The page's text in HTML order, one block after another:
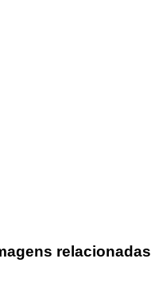
relacionadas